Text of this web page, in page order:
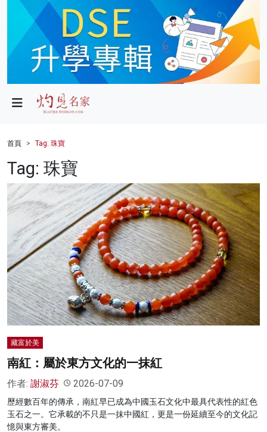
政局
財經
健康
商業
科技
影片
名家榜
灼見活動
首頁 Tag: 珠寶
Tag: 珠寶
藏富於美
南紅：屬於東方文化的一抹紅
作者: 謝淑芬 2026-07-09
歷經數百年的傳承，南紅早已成為中國玉石文化中最具代表性的紅色
玉石之一。它承載的不只是一抹中國紅，更是一份延續至今的文化記
憶與東方審美。